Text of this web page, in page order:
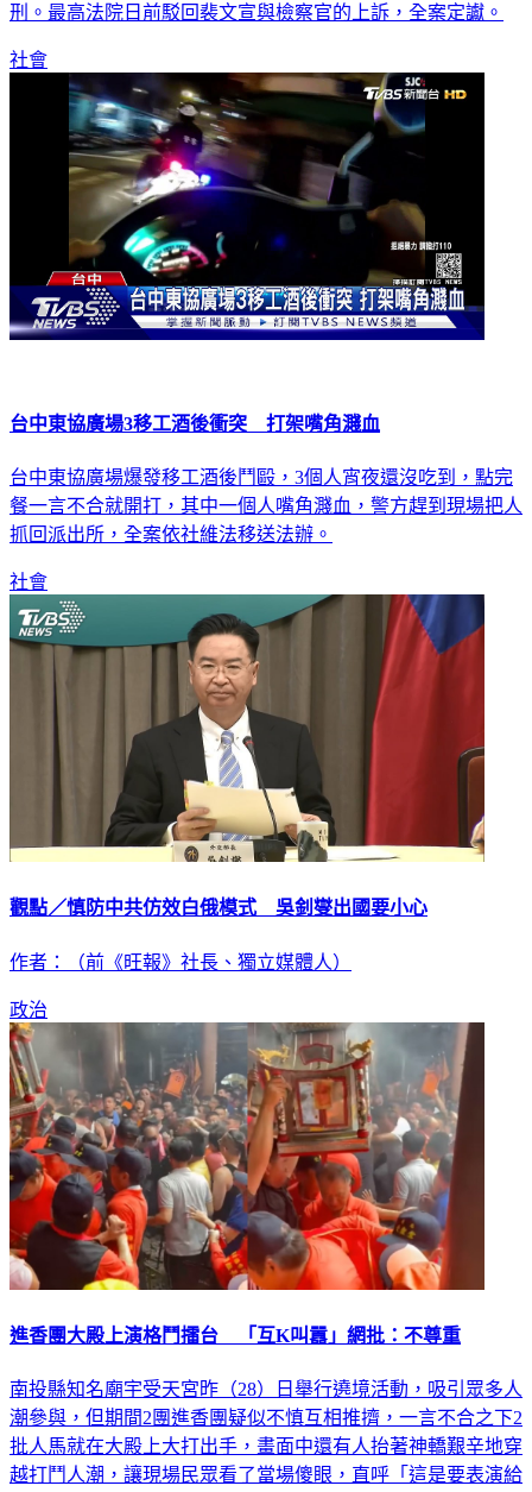
刑。最高法院日前駁回裴文宣與檢察官的上訴，全案定讞。
社會
台中東協廣場3移工酒後衝突 打架嘴角濺血
台中東協廣場爆發移工酒後鬥毆，3個人宵夜還沒吃到，點完
餐一言不合就開打，其中一個人嘴角濺血，警方趕到現場把人
抓回派出所，全案依社維法移送法辦。
社會
觀點／慎防中共仿效白俄模式 吳釗燮出國要小心
作者：（前《旺報》社長、獨立媒體人）
政治
進香團大殿上演格鬥擂台 「互K叫囂」網批：不尊重
南投縣知名廟宇受天宮昨（28）日舉行遶境活動，吸引眾多人
潮參與，但期間2團進香團疑似不慎互相推擠，一言不合之下2
批人馬就在大殿上大打出手，畫面中還有人抬著神轎艱辛地穿
越打鬥人潮，讓現場民眾看了當場傻眼，直呼「這是要表演給